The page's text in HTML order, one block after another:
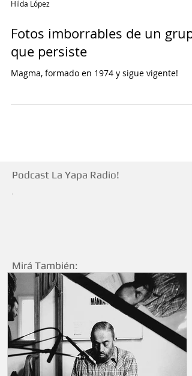
Hilda López
Fotos imborrables de un
que persiste
Magma, formado en 1974 y sigue vigente!
Mirá También: